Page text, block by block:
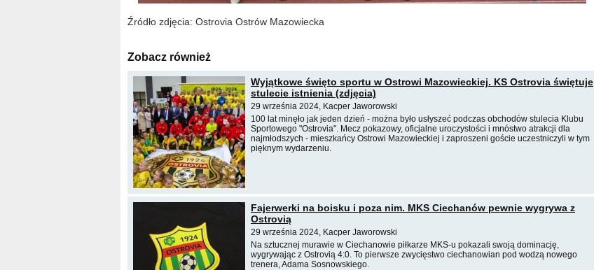
Źródło zdjęcia: Ostrovia Ostrów Mazowiecka
Zobacz również
Wyjątkowe święto sportu w Ostrowi Mazowieckiej. KS Ostrovia świętuje
stulecie istnienia (zdjęcia)
29 września 2024, Kacper Jaworowski
100 lat minęło jak jeden dzień - można było usłyszeć podczas obchodów stulecia Klubu
Sportowego "Ostrovia". Mecz pokazowy, oficjalne uroczystości i mnóstwo atrakcji dla
najmłodszych - mieszkańcy Ostrowi Mazowieckiej i zaproszeni goście uczestniczyli w tym
pięknym wydarzeniu.
Fajerwerki na boisku i poza nim. MKS Ciechanów pewnie wygrywa z
Ostrovią
29 września 2024, Kacper Jaworowski
Na sztucznej murawie w Ciechanowie piłkarze MKS-u pokazali swoją dominację,
wygrywając z Ostrovią 4:0. To pierwsze zwycięstwo ciechanowian pod wodzą nowego
trenera, Adama Sosnowskiego.